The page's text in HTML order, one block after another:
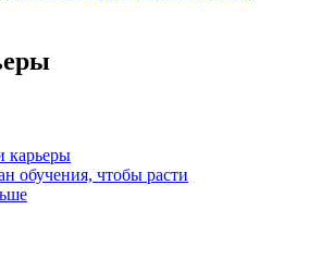
карьеры
обучения, чтобы расти